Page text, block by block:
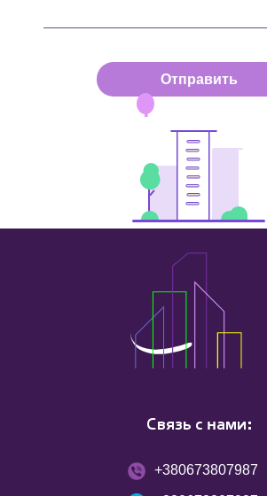
Отправить
Связь с нами:
+380673807987